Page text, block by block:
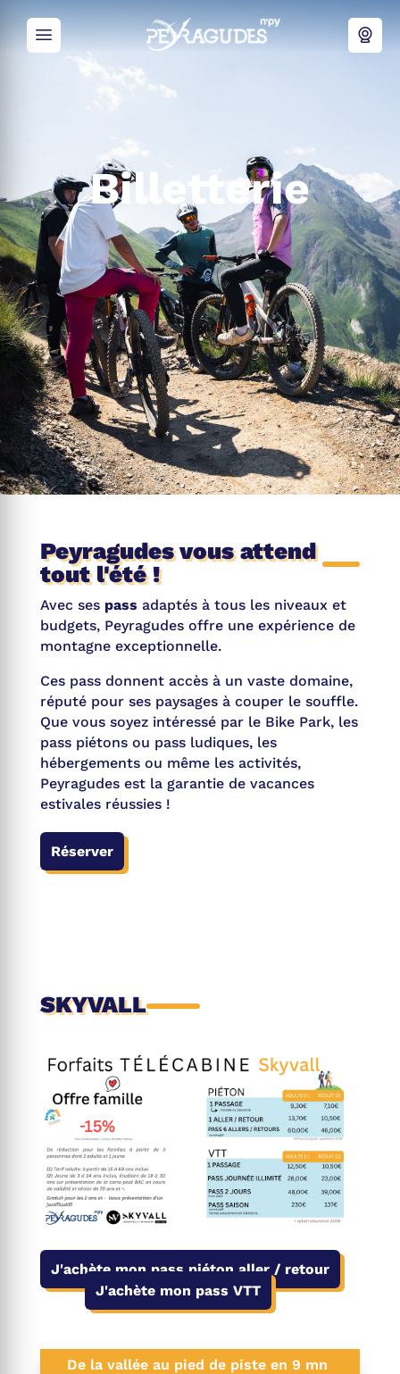
Billetterie
Peyragudes vous attend
tout l'été !
Avec ses pass adaptés à tous les niveaux et
budgets, Peyragudes offre une expérience de
montagne exceptionnelle.
Ces pass donnent accès à un vaste domaine,
réputé pour ses paysages à couper le souffle.
Que vous soyez intéressé par le Bike Park, les
pass piétons ou pass ludiques, les
hébergements ou même les activités,
Peyragudes est la garantie de vacances
estivales réussies !
Réserver
SKYVALL
J'achète mon pass piéton aller / retour
J'achète mon pass VTT
De la vallée au pied de piste en 9 mn